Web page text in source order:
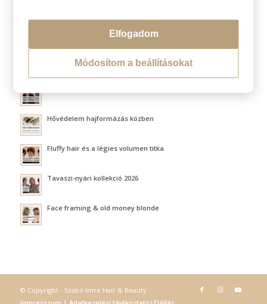
LEGÚJABB BLOGOK
Hővédelem hajformázás közben
Fluffy hair és a légies volumen titka
Tavaszi-nyári kollekció 2026
Face framing & old money blonde
© Copyright - Szabó Imre Hair & Beauty
Elfogadom
Módosítom a beállításokat